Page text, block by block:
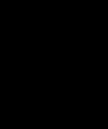
su esplendor y